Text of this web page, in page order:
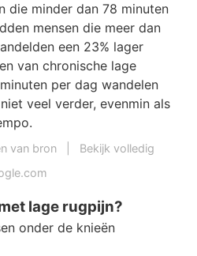
die minder dan 78 minuten
mensen die meer dan
een 23% lager
van chronische lage
per dag wandelen
veel verder, evenmin als
van bron
Bekijk volledig
lage rugpijn?
onder de knieën